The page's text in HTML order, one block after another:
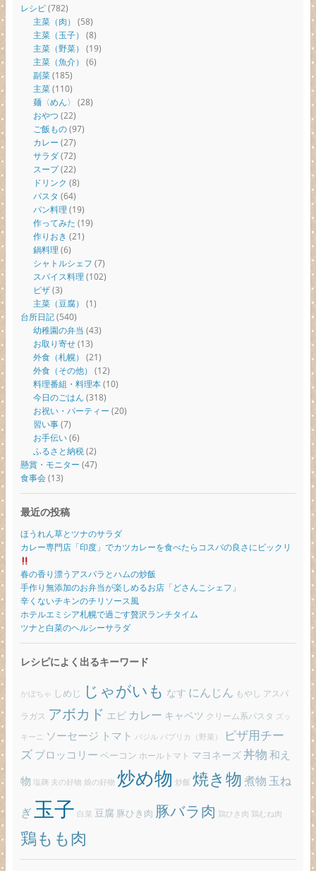
レシピ(782)
主菜（肉） (58)
主菜（玉子） (8)
主菜（野菜） (19)
主菜（魚介） (6)
副菜(185)
主菜(110)
麺〈めん〉 (28)
おやつ (22)
ご飯もの(97)
カレー (27)
サラダ(72)
スープ(22)
ドリンク (8)
パスタ (64)
パン料理 (19)
作ってみた (19)
作りおき (21)
鍋料理 (6)
シャトルシェフ (7)
スパイス料理 (102)
ピザ(3)
主菜（豆腐） (1)
台所日記(540)
幼稚園の弁当 (43)
お取り寄せ(13)
外食（札幌） (21)
外食（その他） (12)
料理番組・料理本(10)
今日のごはん (318)
お祝い・パーティー (20)
習い事(7)
お手伝い(6)
ふるさと納税(2)
懸賞・モニター (47)
食事会(13)
最近の投稿
ほうれん草とツナのサラダ
カレー専門店「印度」でカツカレーを食べたらコスパの良さにビックリ
春の香り漂うアスパラとハムの炒飯
手作り無添加のお弁当が楽しめるお店「どさんこシェフ」
辛くないチキンのチリソース風
ホテルエミシア札幌で過ごす贅沢ランチタイム
ツナと白菜のヘルシーサラダ
レシピによく出るキーワード
かぼちゃ しめじ じゃがいも なす にんじん もやし アスパ
ラガス アボカド エビ カレー キャベツ クリーム系パスタ ズッ
キーニ ソーセージ トマト バジル パプリカ（野菜）
ピザ用チー
ズ ブロッコリー ベーコン ホールトマト マヨネーズ丼物 和え
物 塩麹 夫の好物 娘の好物 炒め物 炒飯 焼き物煮物 玉ね
ぎ 玉子 白菜 豆腐 豚ひき肉 豚バラ肉 鶏ひき肉 鶏むね肉
鶏もも肉